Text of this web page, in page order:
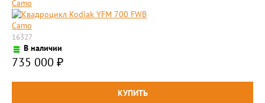
16327
В наличии
735 000 ₽